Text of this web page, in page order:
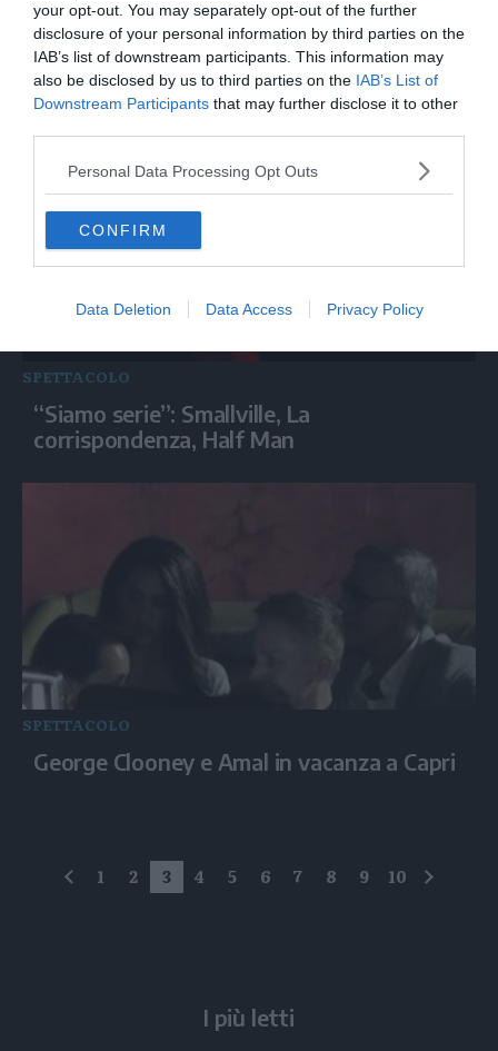
your opt-out. You may separately opt-out of the further
disclosure of your personal information by third parties on the
IAB’s list of downstream participants. This information may
also be disclosed by us to third parties on the IAB’s List of
Downstream Participants that may further disclose it to other
Personal Data Processing Opt Outs
CONFIRM
Data Deletion Data Access Privacy Policy
SPETTACOLO
Maraini al Festival Giffoni: “La prigionia
insegna a difendere le proprie idee”
SPETTACOLO
“Siamo serie”: Smallville, La
corrispondenza, Half Man
SPETTACOLO
George Clooney e Amal in vacanza a Capri
precedente
1 2 3 4 5 6 7 8 9 10
I più letti